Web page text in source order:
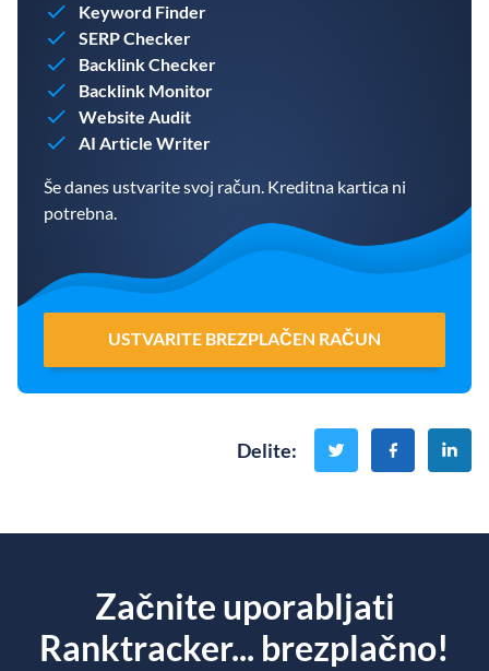
Keyword Finder
SERP Checker
Backlink Checker
Backlink Monitor
Website Audit
AI Article Writer
Še danes ustvarite svoj račun. Kreditna kartica ni
potrebna.
USTVARITE BREZPLAČEN RAČUN
Delite:
Začnite uporabljati
Ranktracker... brezplačno!